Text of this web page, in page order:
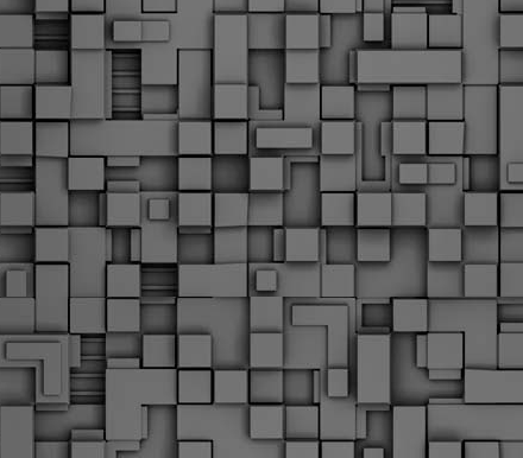
Μεγάλες μέρες ζει ο "οργανισμός" της Δημοτικής Αστυνομίας!
Να θυμίσουμε ότι κανονικές προσλήψεις στην Δημοτική
Αστυνομία έχουν να γίνουν από το 2010. Δεκαέξι ολόκληρα
χρόνια! Και βέβαια, ακόμη και με αυτές τις προσλήψεις, δεν
φτάνουμε ούτε τα 2/3 των Δημοτικών Αστυνομικών που
υπηρετούσαν το 2013 προ της κατάργησης της υπηρεσίας με
απόφαση του σημερινού πρωθυπουργού Κυριάκου Μητσοτάκη.
είναι...
2
Δημοτική Αστυνομία Θεσσαλονίκης: Διμηνιαίος
απολογισμός ελέγχων τήρησης νομοθεσίας
Τον απολογισμό των δράσεων ελέγχου για τα ζώα συντροφιάς
κατά το δίμηνο Ιανουαρίου – Φεβρουαρίου 2026 παρουσιάζει η
Δημοτική Αστυνομία Θεσσαλονίκης, με στόχο την προστασία
ζώων και την ομαλή συμβίωση στην πόλη.